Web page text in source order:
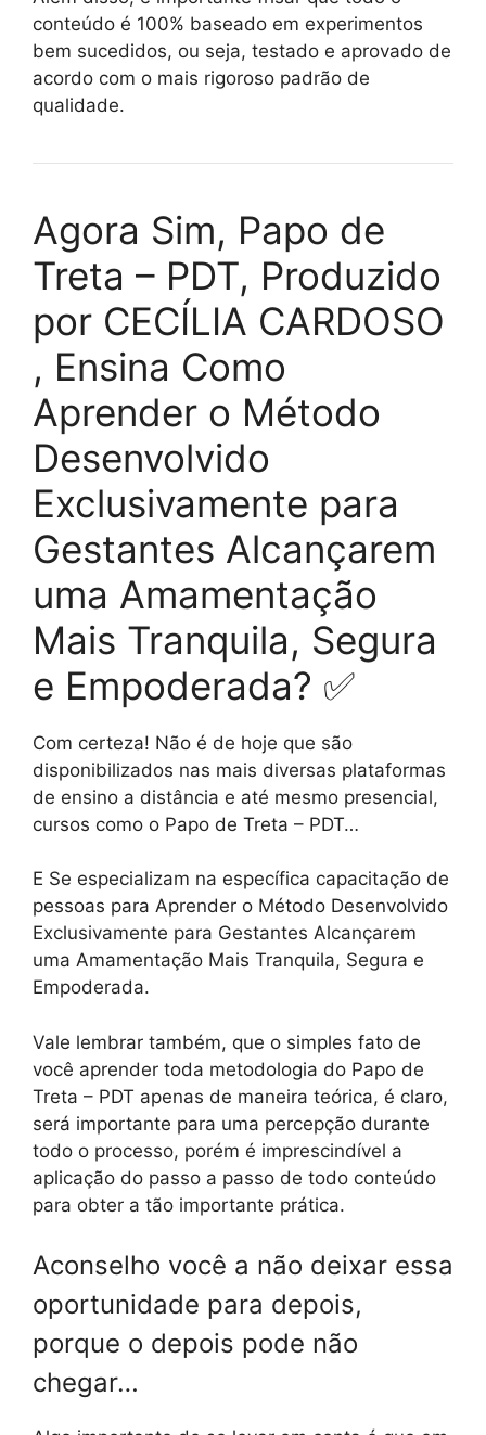
conteúdo é 100% baseado em experimentos
bem sucedidos, ou seja, testado e aprovado de
acordo com o mais rigoroso padrão de
qualidade.
Agora Sim, Papo de
Treta – PDT, Produzido
por CECÍLIA CARDOSO
, Ensina Como
Aprender o Método
Desenvolvido
Exclusivamente para
Gestantes Alcançarem
uma Amamentação
Mais Tranquila, Segura
e Empoderada? ✅
Com certeza! Não é de hoje que são
disponibilizados nas mais diversas plataformas
de ensino a distância e até mesmo presencial,
cursos como o Papo de Treta – PDT…
E Se especializam na específica capacitação de
pessoas para Aprender o Método Desenvolvido
Exclusivamente para Gestantes Alcançarem
uma Amamentação Mais Tranquila, Segura e
Empoderada.
Vale lembrar também, que o simples fato de
você aprender toda metodologia do Papo de
Treta – PDT apenas de maneira teórica, é claro,
será importante para uma percepção durante
todo o processo, porém é imprescindível a
aplicação do passo a passo de todo conteúdo
para obter a tão importante prática.
Aconselho você a não deixar essa
oportunidade para depois,
porque o depois pode não
chegar…